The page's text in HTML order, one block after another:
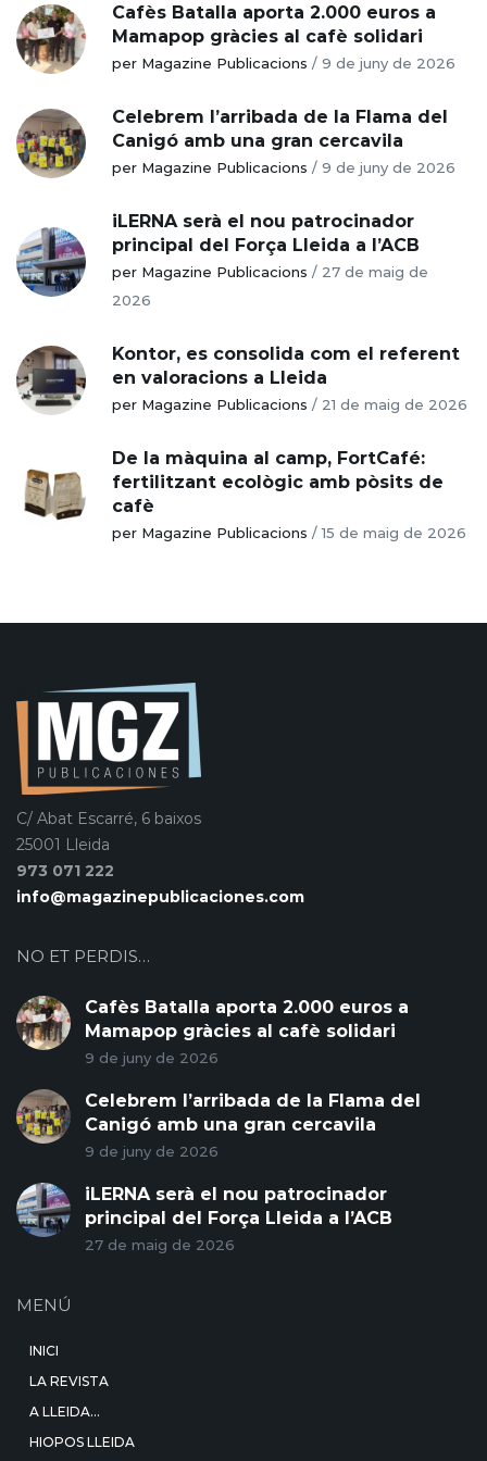
Cafès Batalla aporta 2.000 euros a
Mamapop gràcies al cafè solidari
per Magazine Publicacions / 9 de juny de 2026
Celebrem l’arribada de la Flama del
Canigó amb una gran cercavila
per Magazine Publicacions / 9 de juny de 2026
iLERNA serà el nou patrocinador
principal del Força Lleida a l’ACB
per Magazine Publicacions / 27 de maig de
2026
Kontor, es consolida com el referent
en valoracions a Lleida
per Magazine Publicacions / 21 de maig de 2026
De la màquina al camp, FortCafé:
fertilitzant ecològic amb pòsits de
cafè
per Magazine Publicacions /15 de maig de 2026
C/ Abat Escarré, 6 baixos
25001 Lleida
973 071 222
info@magazinepublicaciones.com
NO ET PERDIS…
Cafès Batalla aporta 2.000 euros a
Mamapop gràcies al cafè solidari
9 de juny de 2026
Celebrem l’arribada de la Flama del
Canigó amb una gran cercavila
9 de juny de 2026
iLERNA serà el nou patrocinador
principal del Força Lleida a l’ACB
27 de maig de 2026
MENÚ
INICI
LA REVISTA
A LLEIDA…
HIOPOS LLEIDA